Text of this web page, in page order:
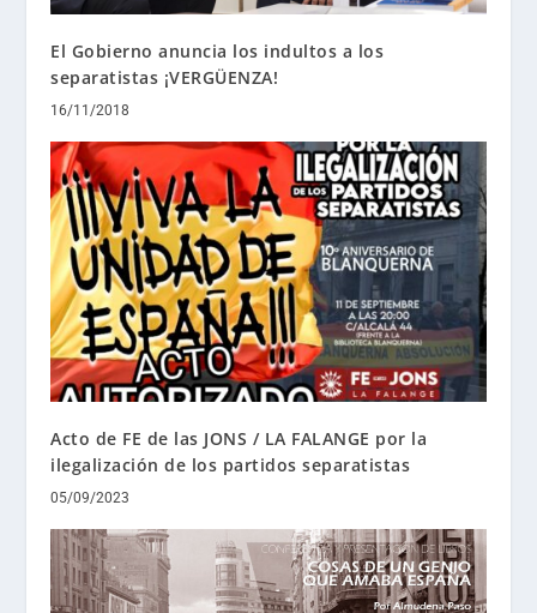
El Gobierno anuncia los indultos a los
separatistas ¡VERGÜENZA!
16/11/2018
Acto de FE de las JONS / LA FALANGE por la
ilegalización de los partidos separatistas
05/09/2023